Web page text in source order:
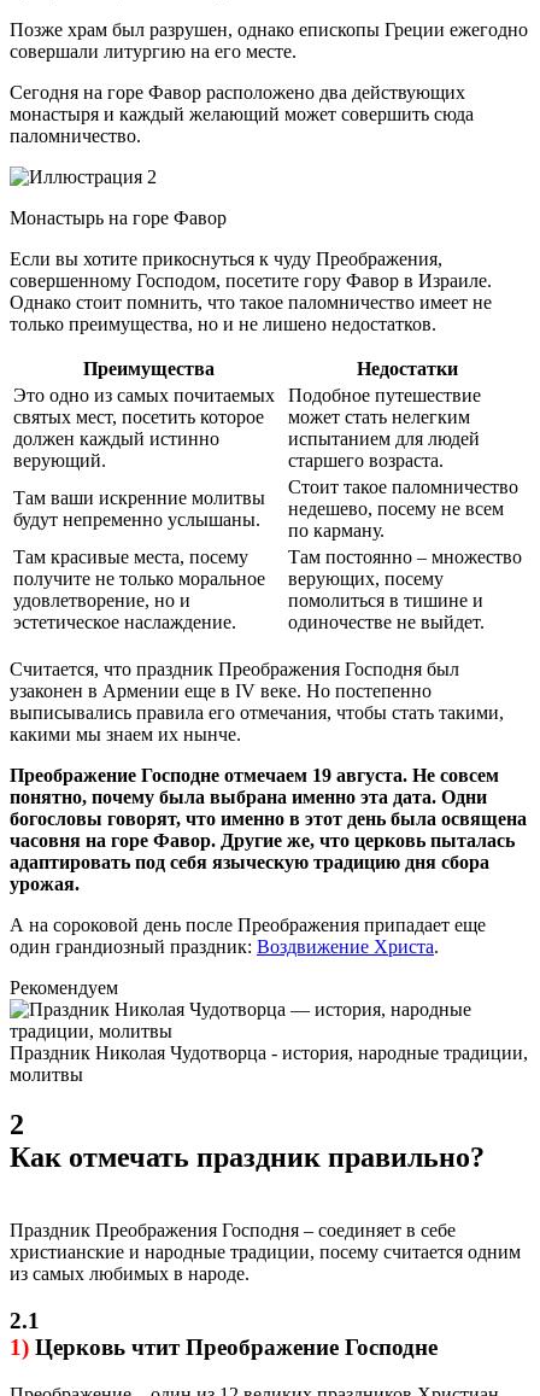
Позже храм был разрушен, однако епископы Греции ежегодно
совершали литургию на его месте.
Сегодня на горе Фавор расположено два действующих
монастыря и каждый желающий может совершить сюда
паломничество.
Монастырь на горе Фавор
Если вы хотите прикоснуться к чуду Преображения,
совершенному Господом, посетите гору Фавор в Израиле.
Однако стоит помнить, что такое паломничество имеет не
только преимущества, но и не лишено недостатков.
Преимущества
Недостатки
Это одно из самых почитаемых
святых мест, посетить которое
должен каждый истинно
верующий.
Подобное путешествие
может стать нелегким
испытанием для людей
старшего возраста.
Там ваши искренние молитвы
будут непременно услышаны.
Стоит такое паломничество
недешево, посему не всем
по карману.
Там красивые места, посему
получите не только моральное
удовлетворение, но и
эстетическое наслаждение.
Там постоянно – множество
верующих, посему
помолиться в тишине и
одиночестве не выйдет.
Считается, что праздник Преображения Господня был
узаконен в Армении еще в IV веке. Но постепенно
выписывались правила его отмечания, чтобы стать такими,
какими мы знаем их нынче.
Преображение Господне отмечаем 19 августа. Не совсем
понятно, почему была выбрана именно эта дата. Одни
богословы говорят, что именно в этот день была освящена
часовня на горе Фавор. Другие же, что церковь пыталась
адаптировать под себя языческую традицию дня сбора
урожая.
А на сороковой день после Преображения припадает еще
один грандиозный праздник: Воздвижение Христа.
Рекомендуем
Праздник Николая Чудотворца - история, народные традиции,
молитвы
2
Как отмечать праздник правильно?
Праздник Преображения Господня – соединяет в себе
христианские и народные традиции, посему считается одним
из самых любимых в народе.
2.1
1) Церковь чтит Преображение Господне